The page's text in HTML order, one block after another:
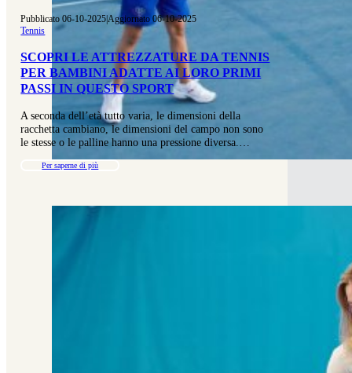
Pubblicato 06-10-2025|Aggiornato 06-10-2025
Tennis
SCOPRI LE ATTREZZATURE DA TENNIS
PER BAMBINI ADATTE AI LORO PRIMI
PASSI IN QUESTO SPORT
A seconda dell’età tutto varia, le dimensioni della
racchetta cambiano, le dimensioni del campo non sono
le stesse o le palline hanno una pressione diversa.…
Per saperne di più